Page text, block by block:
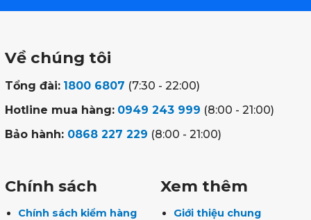
Về chúng tôi
Tổng đài: 1800 6807 (7:30 - 22:00)
Hotline mua hàng: 0949 243 999 (8:00 - 21:00)
Bảo hành: 0868 227 229 (8:00 - 21:00)
Chính sách
Chính sách kiểm hàng
Xem thêm
Giới thiệu chung